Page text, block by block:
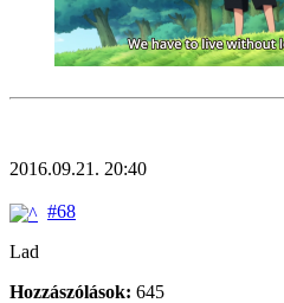
2016.09.21. 20:40
#68
Lad
Hozzászólások: 645